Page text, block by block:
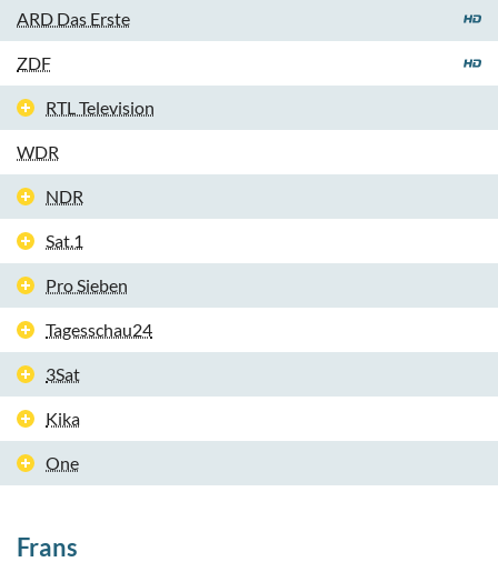
ARD Das Erste
ZDF
RTL Television
WDR
NDR
Sat.1
Pro Sieben
Tagesschau24
3Sat
Kika
One
Frans